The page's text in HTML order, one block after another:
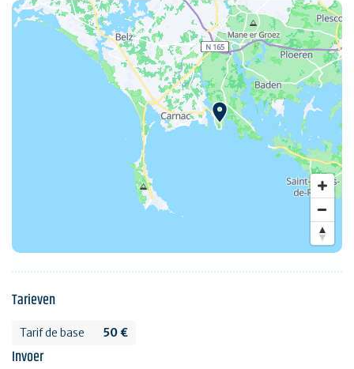
Tarieven
Tarif de base 50 €
Invoer